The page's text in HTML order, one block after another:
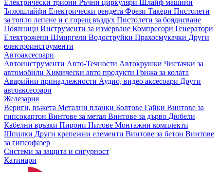
Електрически триони Ръчни циркуляри
Шлайф машини
Ъглошлайфи Електрически рендета Фрези Такери Пистолети
за топло лепене и с горещ въздух Пистолети за боядисване
Поялници Инструменти за измерване Компресори Генератори
Електрожени Шмиргели Водоструйки Прахосмукачки Други
електроинструменти
Автоаксесоари
Автоинструменти Авто-Течности Автокрушки Чистачки за
автомобили Химически авто продукти Грижа за колата
Аварийни принадлежности Аудио, видео аксесоари Други
автоаксесоари
Железария
Вериги, въжета Метални планки Болтове Гайки Винтове за
гипсокартон Винтове за метал Винтове за дърво Дюбели
Кабелни връзки Пирони Нитове Монтажни комплекти
Шпилки Други крепежни елементи Винтове за бетон Винтове
за гипсофазер
Системи за защита и сигурност
Катинари